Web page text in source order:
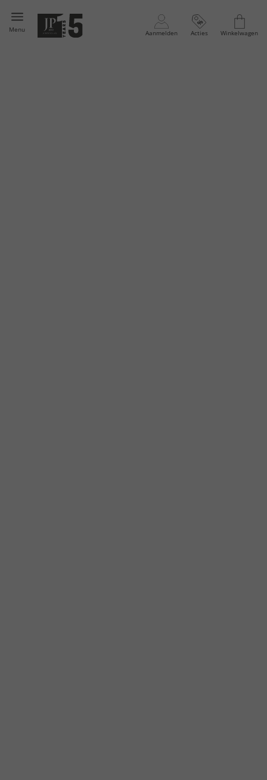
Menu Aanmelden Acties Winkelwagen